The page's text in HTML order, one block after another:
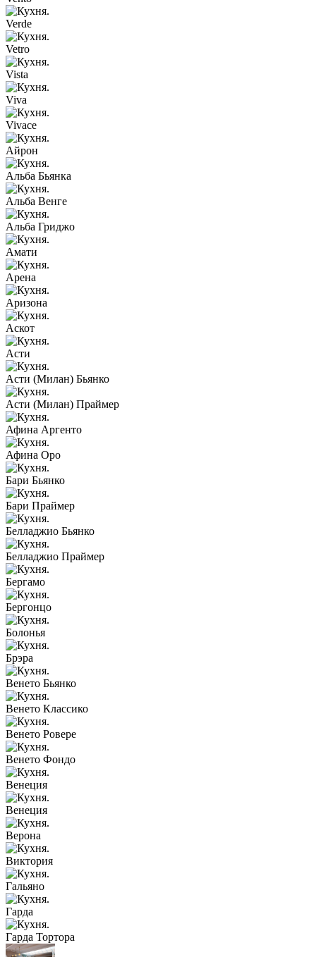
Verde
Vetro
Vista
Viva
Vivace
Айрон
Альба Бьянка
Альба Венге
Альба Гриджо
Амати
Арена
Аризона
Аскот
Асти
Асти (Милан) Бьянко
Асти (Милан) Праймер
Афина Аргенто
Афина Оро
Бари Бьянко
Бари Праймер
Белладжио Бьянко
Белладжио Праймер
Бергамо
Бергонцо
Болонья
Брэра
Венето Бьянко
Венето Классико
Венето Ровере
Венето Фондо
Венеция
Венеция
Верона
Виктория
Гальяно
Гарда
Гарда Тортора